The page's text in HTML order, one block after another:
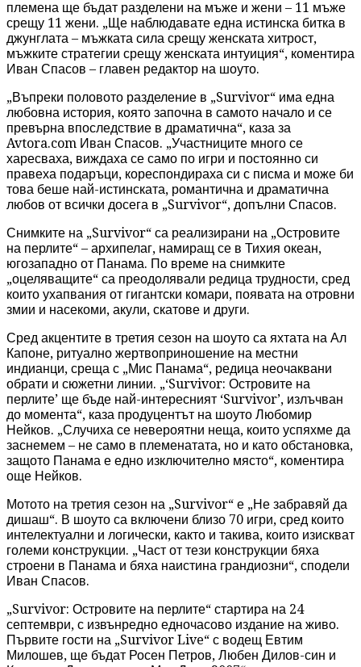
племена ще бъдат разделени на мъже и жени – 11 мъже
срещу 11 жени. „Ще наблюдавате една истинска битка в
джунглата – мъжката сила срещу женската хитрост,
мъжките стратегии срещу женската интуиция“, коментира
Иван Спасов – главен редактор на шоуто.
„Въпреки половото разделение в „Survivor“ има една
любовна история, която започна в самото начало и се
превърна впоследствие в драматична“, каза за
Avtora.com Иван Спасов. „Участниците много се
харесваха, виждаха се само по игри и постоянно си
правеха подаръци, кореспондираха си с писма и може би
това беше най-истинската, романтична и драматична
любов от всички досега в „Survivor“, допълни Спасов.
Снимките на „Survivor“ са реализирани на „Островите
на перлите“ – архипелаг, намиращ се в Тихия океан,
югозападно от Панама. По време на снимките
„оцеляващите“ са преодолявали редица трудности, сред
които ухапвания от гигантски комари, появата на отровни
змии и насекоми, акули, скатове и други.
Сред акцентите в третия сезон на шоуто са яхтата на Ал
Капоне, ритуално жертвоприношение на местни
индианци, среща с „Мис Панама“, редица неочаквани
обрати и сюжетни линии. „‘Survivor: Островите на
перлите’ ще бъде най-интересният ‘Survivor’, излъчван
до момента“, каза продуцентът на шоуто Любомир
Нейков. „Случиха се невероятни неща, които успяхме да
заснемем – не само в племенатата, но и като обстановка,
защото Панама е едно изключително място“, коментира
още Нейков.
Мотото на третия сезон на „Survivor“ е „Не забравяй да
дишаш“. В шоуто са включени близо 70 игри, сред които
интелектуални и логически, както и такива, които изискват
големи конструкции. „Част от тези конструкции бяха
строени в Панама и бяха наистина грандиозни“, сподели
Иван Спасов.
„Survivor: Островите на перлите“ стартира на 24
септември, с извънредно едночасово издание на живо.
Първите гости на „Survivor Live“ с водещ Евтим
Милошев, ще бъдат Росен Петров, Любен Дилов-син и